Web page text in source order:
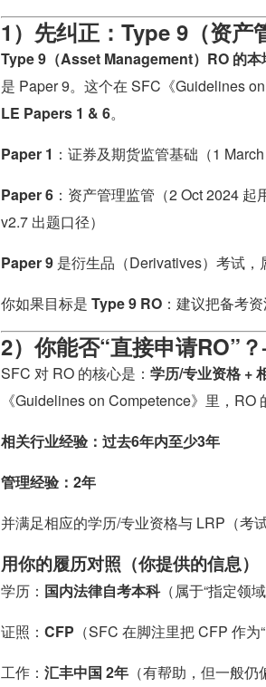
1）先纠正：Type 9（资产
Type 9（Asset Management）RO 的
是 Paper 9。这个在 SFC《Guidelines
LE Papers 1 & 6。
Paper 1 ：证券及期货监管基础（1
Paper 6 ：资产管理监管（2 Oct 2024
v2.7 出题口径）
Paper 9 是衍生品（Derivatives）考试
你如果目标是 Type 9 RO ：建议把备考
2）你能否“直接申请RO”
SFC 对 RO 的核心是： 学历/专业资格 +
《Guidelines on Competence》里，RO
相关行业经验：过去6年内至少3年
管理经验：2年
并满足相应的学历/专业资格与 LRP（考
用你的履历对照（你提供的信息）
学历： 国内法律自考本科（属于“指定领
证照： CFP （SFC 在脚注里把 CFP 作
工作： 汇丰中国 2年 （有帮助，但一般